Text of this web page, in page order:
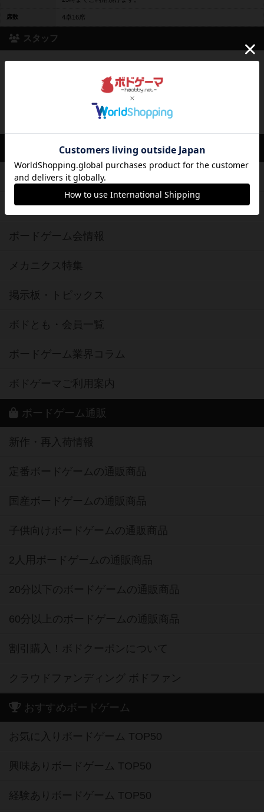
席数 4卓16席
スタッフ
必要に応じて人数合わせ要員としてご利用ください。
嘘をつくゲームが苦手ですが精一杯頑張ります。
ボドゲーマTOP
ボードゲームを検索する
ボードゲームの新着レビュー
ボードゲーム会情報
メカニクス特集
掲示板・トピックス
ボドとも・会員一覧
ボードゲーム業界コラム
ボドゲーマご利用案内
ボードゲーム通販
新作・再入荷情報
定番ボードゲームの通販商品
国産ボードゲームの通販商品
子供向けボードゲームの通販商品
2人用ボードゲームの通販商品
20分以下のボードゲームの通販商品
60分以上のボードゲームの通販商品
割引購入！ボドクーポンについて
クラウドファンディング ボドファン
おすすめボードゲーム
お気に入りボードゲーム TOP50
興味ありボードゲーム TOP50
経験ありボードゲーム TOP50